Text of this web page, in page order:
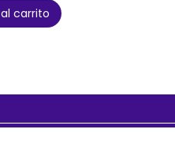
carrito